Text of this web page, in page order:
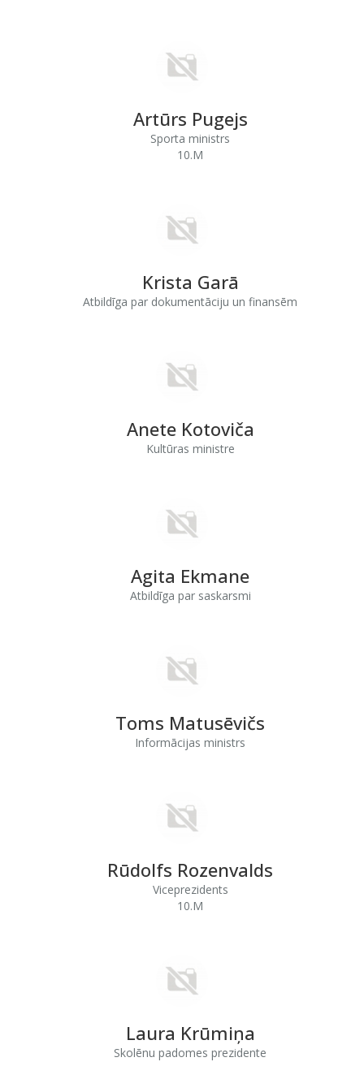
Artūrs Pugejs
Sporta ministrs
10.M
Krista Garā
Atbildīga par dokumentāciju un finansēm
Anete Kotoviča
Kultūras ministre
Agita Ekmane
Atbildīga par saskarsmi
Toms Matusēvičs
Informācijas ministrs
Rūdolfs Rozenvalds
Viceprezidents
10.M
Laura Krūmiņa
Skolēnu padomes prezidente